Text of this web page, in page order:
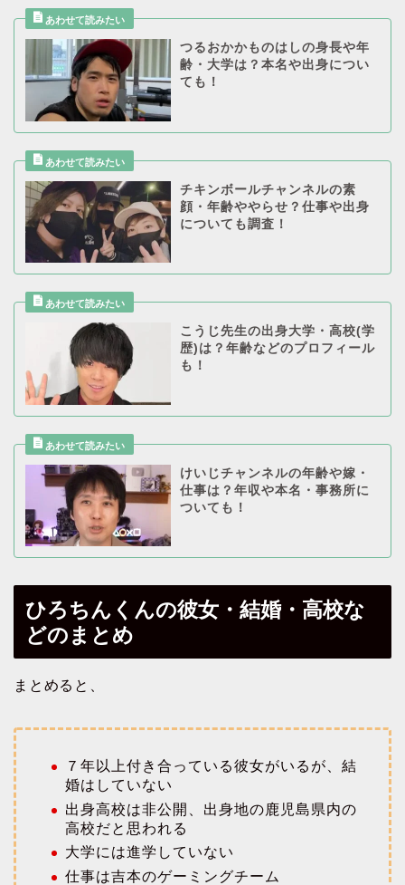
つるおかかものはしの身長や年
齢・大学は？本名や出身につい
ても！
チキンボールチャンネルの素
顔・年齢ややらせ？仕事や出身
についても調査！
こうじ先生の出身大学・高校(学
歴)は？年齢などのプロフィール
も！
けいじチャンネルの年齢や嫁・
仕事は？年収や本名・事務所に
ついても！
ひろちんくんの彼女・結婚・高校な
どのまとめ
まとめると、
７年以上付き合っている彼女がいるが、結
婚はしていない
出身高校は非公開、出身地の鹿児島県内の
高校だと思われる
大学には進学していない
仕事は吉本のゲーミングチーム